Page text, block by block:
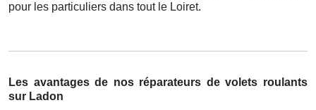
pour les particuliers dans tout le Loiret.
Les avantages de nos réparateurs de volets roulants
sur Ladon